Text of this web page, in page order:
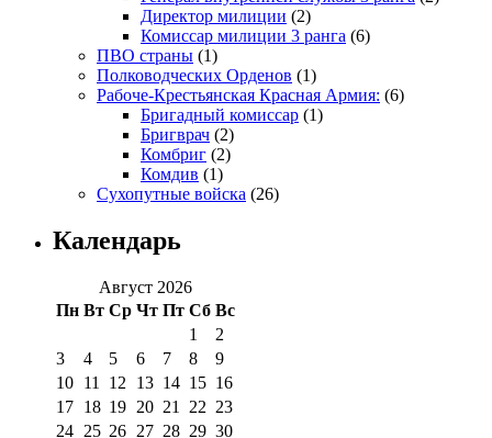
Директор милиции (2)
Комиссар милиции 3 ранга (6)
ПВО страны (1)
Полководческих Орденов (1)
Рабоче-Крестьянская Красная Армия: (6)
Бригадный комиссар (1)
Бригврач (2)
Комбриг (2)
Комдив (1)
Сухопутные войска (26)
Календарь
Август 2026
Пн Вт Ср Чт Пт Сб Вс
1
2
3
4 5 6 7 8
9
10 11 12 13 14 15 16
17 18 19 20 21 22 23
24 25 26 27 28 29 30